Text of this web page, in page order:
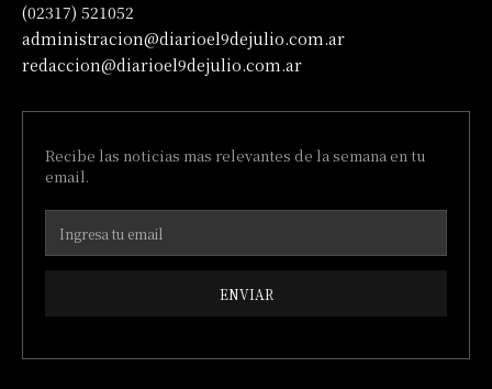
(02317) 521052
administracion@diarioel9dejulio.com.ar
redaccion@diarioel9dejulio.com.ar
Recibe las noticias mas relevantes de la semana en tu
email.
ENVIAR